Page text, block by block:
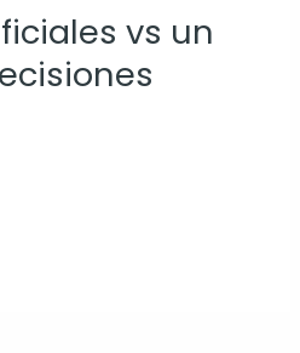
vs un